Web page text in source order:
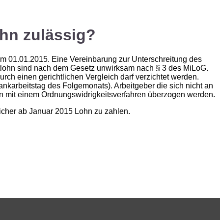
zulässig?
01.01.2015. Eine Vereinbarung zur Unterschreitung des
sind nach dem Gesetz unwirksam nach § 3 des MiLoG.
einen gerichtlichen Vergleich darf verzichtet werden.
des Folgemonats). Arbeitgeber die sich nicht an
einem Ordnungswidrigkeitsverfahren überzogen werden.
ab Januar 2015 Lohn zu zahlen.